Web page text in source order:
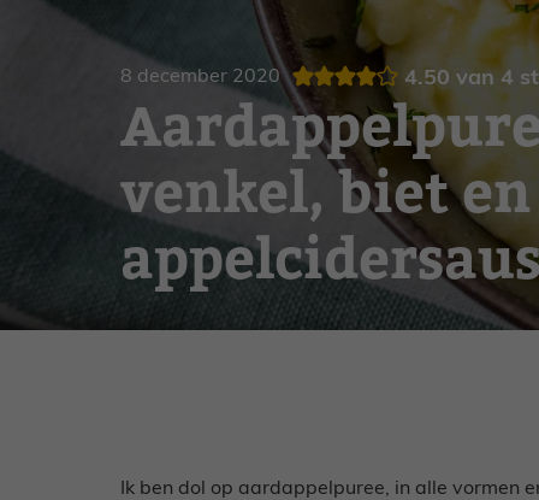
8 december 2020 4.50 van 4
venkel, biet en
Ik ben dol op aardappelpuree, in alle vormen